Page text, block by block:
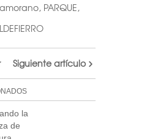
, PARQUE,
Siguiente artículo
la
de